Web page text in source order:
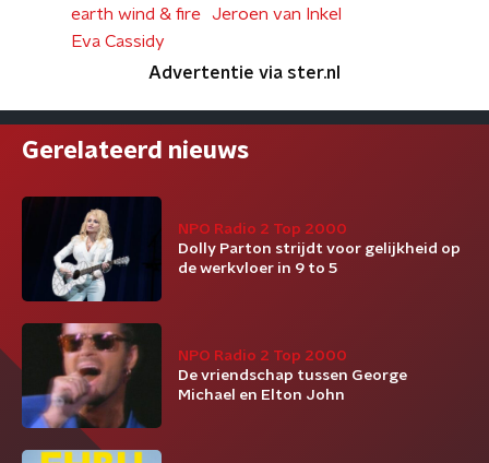
earth wind & fire
Jeroen van Inkel
Eva Cassidy
Advertentie via ster.nl
Gerelateerd nieuws
NPO Radio 2 Top 2000
Dolly Parton strijdt voor gelijkheid op
de werkvloer in 9 to 5
NPO Radio 2 Top 2000
De vriendschap tussen George
Michael en Elton John